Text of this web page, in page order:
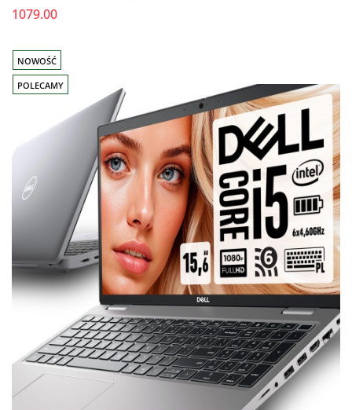
1079.00
NOWOŚĆ
POLECAMY